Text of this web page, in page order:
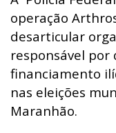
operação
desarticular
responsável por
financiamento
nas eleições
Maranhão.